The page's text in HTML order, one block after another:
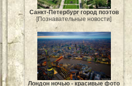
Санкт-Петербург город поэтов
[Познавательные новости]
Лондон ночью - красивые фото